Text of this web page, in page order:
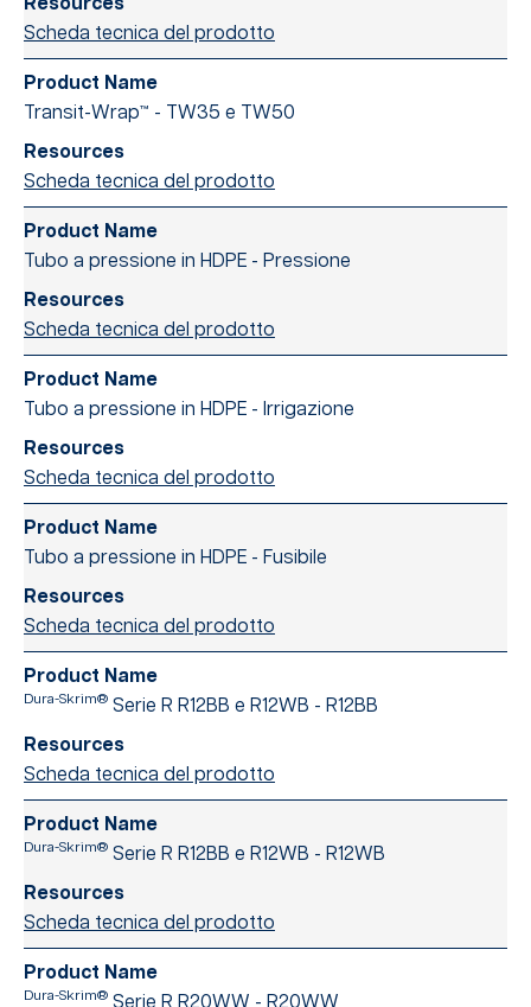
Scheda tecnica del prodotto
Transit-Wrap™ - TW35 e TW50
Scheda tecnica del prodotto
Tubo a pressione in HDPE - Pressione
Scheda tecnica del prodotto
Tubo a pressione in HDPE - Irrigazione
Scheda tecnica del prodotto
Tubo a pressione in HDPE - Fusibile
Scheda tecnica del prodotto
Dura-Skrim® Serie R R12BB e R12WB - R12BB
Scheda tecnica del prodotto
Dura-Skrim® Serie R R12BB e R12WB - R12WB
Scheda tecnica del prodotto
Dura-Skrim® Serie R R20WW - R20WW